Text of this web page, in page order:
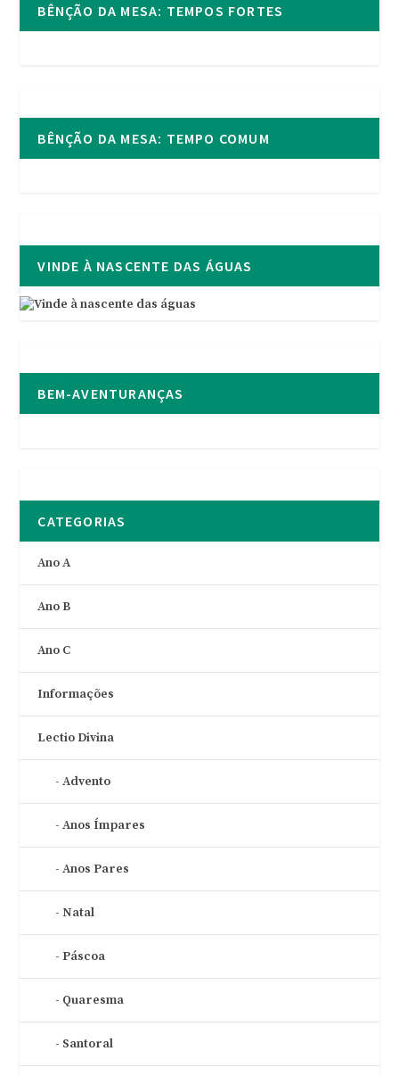
BÊNÇÃO DA MESA: TEMPOS FORTES
BÊNÇÃO DA MESA: TEMPO COMUM
VINDE À NASCENTE DAS ÁGUAS
BEM-AVENTURANÇAS
CATEGORIAS
Ano A
Ano B
Ano C
Informações
Lectio Divina
Advento
Anos Ímpares
Anos Pares
Natal
Páscoa
Quaresma
Santoral